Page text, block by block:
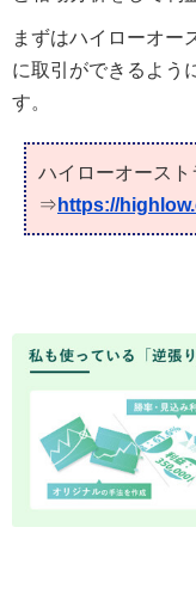
まずはハイローオー
に取引ができるよう
す。
ハイローオースト
⇒ https://